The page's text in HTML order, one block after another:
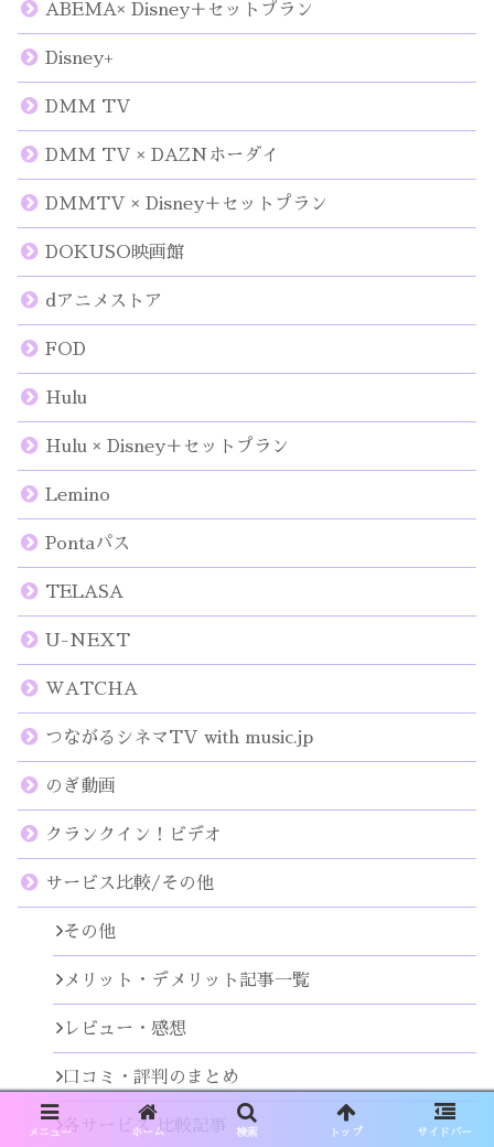
ABEMA× Disney＋セットプラン
Disney+
DMM TV
DMM TV × DAZNホーダイ
DMMTV × Disney＋セットプラン
DOKUSO映画館
dアニメストア
FOD
Hulu
Hulu × Disney＋セットプラン
Lemino
Pontaパス
TELASA
U-NEXT
WATCHA
つながるシネマTV with music.jp
のぎ動画
クランクイン！ビデオ
サービス比較/その他
その他
メリット・デメリット記事一覧
レビュー・感想
口コミ・評判のまとめ
各サービス 比較記事
メニュー ホーム 検索 トップ サイドバー